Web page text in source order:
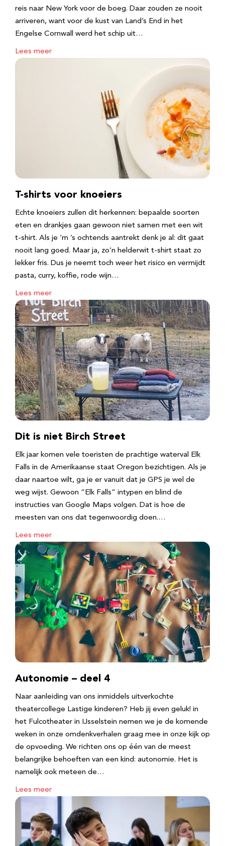
reis naar New York voor de boeg. Daar zouden ze nooit
arriveren, want voor de kust van Land’s End in het
Engelse Cornwall werd het schip uit…
Lees meer
T-shirts voor knoeiers
Echte knoeiers zullen dit herkennen: bepaalde soorten
eten en drankjes gaan gewoon niet samen met een wit
t-shirt. Als je ‘m ’s ochtends aantrekt denk je al: dit gaat
nooit lang goed. Maar ja, zo’n helderwit t-shirt staat zo
lekker fris. Dus je neemt toch weer het risico en vermijdt
pasta, curry, koffie, rode wijn…
Lees meer
Dit is niet Birch Street
Elk jaar komen vele toeristen de prachtige waterval Elk
Falls in de Amerikaanse staat Oregon bezichtigen. Als je
daar naartoe wilt, ga je er vanuit dat je GPS je wel de
weg wijst. Gewoon “Elk Falls” intypen en blind de
instructies van Google Maps volgen. Dat is hoe de
meesten van ons dat tegenwoordig doen.…
Lees meer
Autonomie – deel 4
Naar aanleiding van ons inmiddels uitverkochte
theatercollege Lastige kinderen? Heb jij even geluk! in
het Fulcotheater in IJsselstein nemen we je de komende
weken in onze omdenkverhalen graag mee in onze kijk op
de opvoeding. We richten ons op één van de meest
belangrijke behoeften van een kind: autonomie. Het is
namelijk ook meteen de…
Lees meer